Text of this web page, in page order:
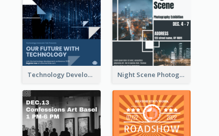
Technology Development Conference Instagram Post Night Scene Photography Exhibition Instagram Post